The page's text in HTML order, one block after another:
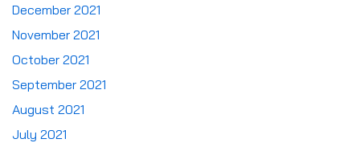
December 2021
November 2021
October 2021
September 2021
August 2021
July 2021